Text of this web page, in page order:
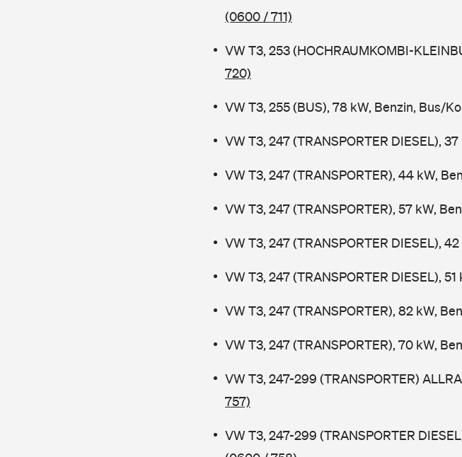
(0600 / 711)
VW T3, 253 (HOCHRAUMKOMBI-
720)
VW T3, 255 (BUS), 78 kW, Benzin, Bus/
VW T3, 247 (TRANSPORTER DIESEL),
VW T3, 247 (TRANSPORTER), 44 kW,
VW T3, 247 (TRANSPORTER), 57 kW,
VW T3, 247 (TRANSPORTER DIESEL),
VW T3, 247 (TRANSPORTER DIESEL),
VW T3, 247 (TRANSPORTER), 82 kW,
VW T3, 247 (TRANSPORTER), 70 kW,
VW T3, 247-299 (TRANSPORTER)
757)
VW T3, 247-299 (TRANSPORTER